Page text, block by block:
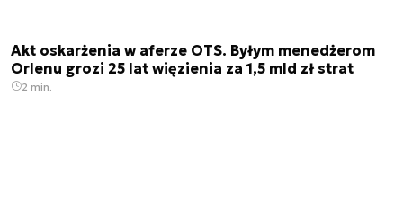
Akt oskarżenia w aferze OTS. Byłym menedżerom
Orlenu grozi 25 lat więzienia za 1,5 mld zł strat
2 min.